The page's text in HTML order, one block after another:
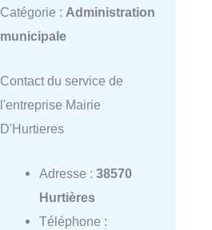
Catégorie : Administration
municipale
Contact du service de
l'entreprise Mairie
D'Hurtieres
Adresse : 38570
Hurtières
Téléphone :